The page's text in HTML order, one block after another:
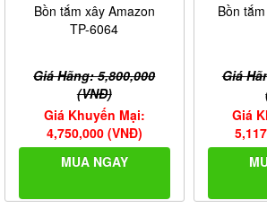
Bồn tắm xây Amazon
TP-6064
Giá Hãng: 5,800,000
(VNĐ)
Giá Khuyến Mại:
4,750,000 (VNĐ)
MUA NGAY
Bồn
Giá
Giá